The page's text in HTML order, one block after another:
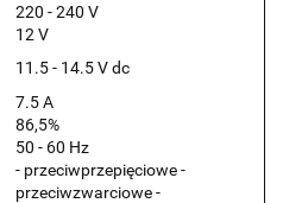
220 - 240 V
12 V
11.5 - 14.5 V dc
7.5 A
86,5%
50 - 60 Hz
- przeciwprzepięciowe -
przeciwzwarciowe -